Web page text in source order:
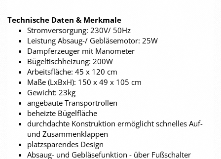
Technische Daten & Merkmale
Stromversorgung: 230V/ 50Hz
Leistung Absaug-/ Gebläsemotor: 25W
Dampferzeuger mit Manometer
Bügeltischheizung: 200W
Arbeitsfläche: 45 x 120 cm
Maße (LxBxH): 150 x 49 x 105 cm
Gewicht: 23kg
angebaute Transportrollen
beheizte Bügelfläche
durchdachte Konstruktion ermöglicht schnelles Auf-
und Zusammenklappen
platzsparendes Design
Absaug- und Gebläsefunktion - über Fußschalter